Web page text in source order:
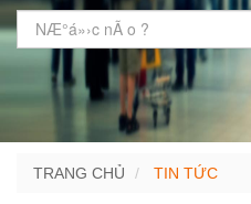
NÆ°á»›c nÃ o ?
TRANG CHỦ TIN TỨC